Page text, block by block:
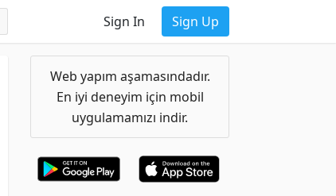
Sign In Sign Up
Web yapım aşamasındadır.
En iyi deneyim için mobil
uygulamamızı indir.